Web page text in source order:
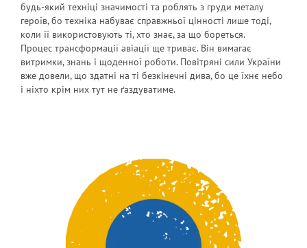
будь-який техніці значимості та роблять з груди металу
героїв, бо техніка набуває справжньої цінності лише тоді,
коли її використовують ті, хто знає, за що бореться.
Процес трансформації авіації ще триває. Він вимагає
витримки, знань і щоденної роботи. Повітряні сили України
вже довели, що здатні на ті безкінечні дива, бо це їхнє небо
і ніхто крім них тут не ґаздуватиме.